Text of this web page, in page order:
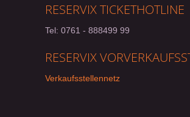
RESERVIX TICKETHOTLINE
Tel: 0761 - 888499 99
RESERVIX
Verkaufsstellennetz